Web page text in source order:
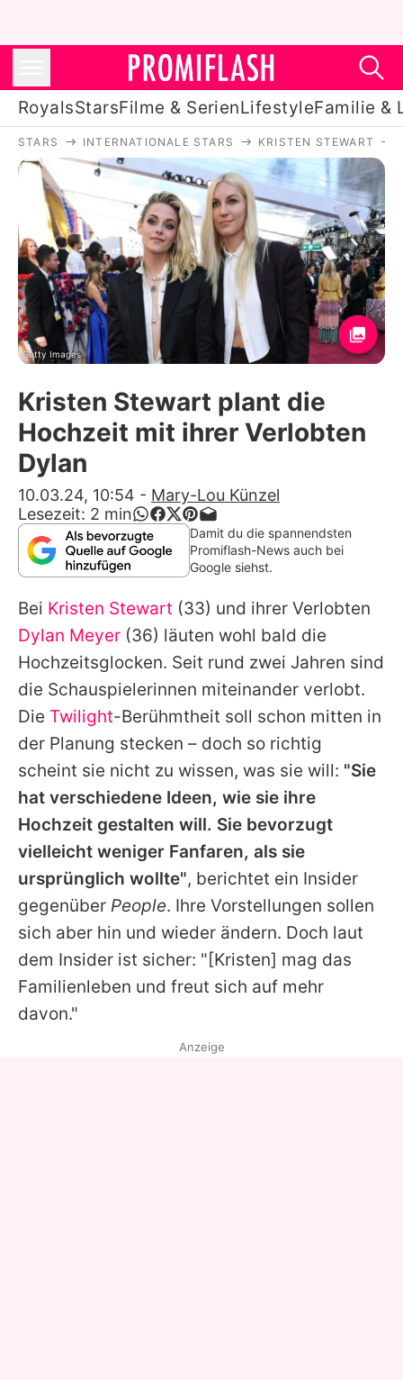
RoyalsStarsFilme & SerienLifestyleFamilie &
Royals
Stars
Filme & Serien
Lifestyle
Familie & Liebe
Promiflash Exklusiv
Alle Themen auf Promiflash
App runterladen
Team
Redaktionelle Richtlinien
Impressum
Datenschutzerklärung
Nutzungsbedingungen
Utiq verwalten
STARS INTERNATIONALE STARS KRISTEN STEWART
Getty Images
Kristen Stewart plant die
Hochzeit mit ihrer Verlobten
Dylan
10.03.24, 10:54 - Mary-Lou Künzel
Lesezeit: 2 min
Damit du die spannendsten
Promiflash-News auch bei
Google siehst.
Bei Kristen Stewart (33) und ihrer Verlobten
Dylan Meyer (36) läuten wohl bald die
Hochzeitsglocken. Seit rund zwei Jahren sind
die Schauspielerinnen miteinander verlobt.
Die Twilight-Berühmtheit soll schon mitten in
der Planung stecken – doch so richtig
scheint sie nicht zu wissen, was sie will: "Sie
hat verschiedene Ideen, wie sie ihre
Hochzeit gestalten will. Sie bevorzugt
vielleicht weniger Fanfaren, als sie
ursprünglich wollte", berichtet ein Insider
gegenüber People. Ihre Vorstellungen sollen
sich aber hin und wieder ändern. Doch laut
dem Insider ist sicher: "[Kristen] mag das
Familienleben und freut sich auf mehr
davon."
Anzeige